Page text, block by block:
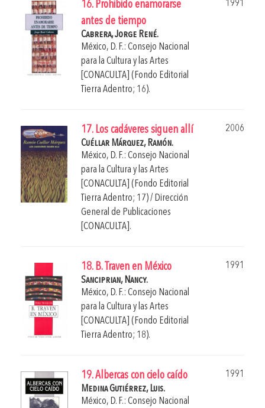
16. Prohibido enamorarse
antes de tiempo
1991
Cabrera, Jorge René.
México, D. F.: Consejo Nacional
para la Cultura y las Artes
[CONACULTA] (Fondo Editorial
Tierra Adentro; 16).
17. Los cadáveres siguen allí
2006
Cuéllar Márquez, Ramón.
México, D. F.: Consejo Nacional
para la Cultura y las Artes
[CONACULTA] (Fondo Editorial
Tierra Adentro; 17) / Dirección
General de Publicaciones
[CONACULTA].
18. B. Traven en México
1991
Sanciprian, Nancy.
México, D. F.: Consejo Nacional
para la Cultura y las Artes
[CONACULTA] (Fondo Editorial
Tierra Adentro; 18).
19. Albercas con cielo caído
1991
Medina Gutiérrez, Luis.
México, D. F.: Consejo Nacional